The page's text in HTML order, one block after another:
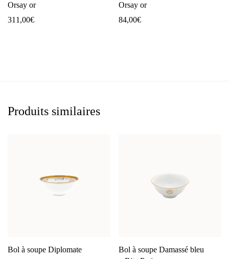
Orsay or
311,00€
Orsay or
84,00€
Produits similaires
Bol à soupe Diplomate
Bol à soupe Damassé bleu